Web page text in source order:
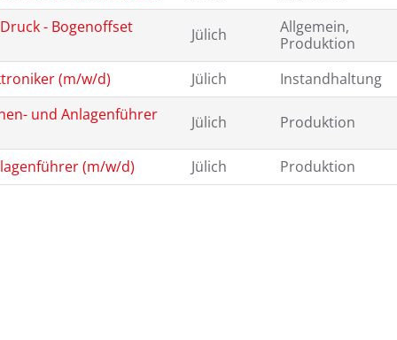
- Bogenoffset
Jülich
Allgemein,
Produktion
(m/w/d)
Jülich
Instandhaltung
und Anlagenführer
Jülich Produktion
(m/w/d) Jülich Produktion